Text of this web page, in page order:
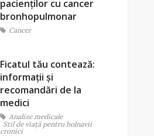
pacienților cu cancer
bronhopulmonar
Cancer
Ficatul tău contează:
informații și
recomandări de la
medici
Analize medicale
Stil de viaţă pentru bolnavii
cronici